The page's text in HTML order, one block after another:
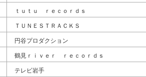
ｔｕｔｕ ｒｅｃｏｒｄｓ
ＴＵＮＥＳＴＲＡＣＫＳ
円谷プロダクション
鶴見ｒｉｖｅｒ ｒｅｃｏｒｄｓ
テレビ岩手